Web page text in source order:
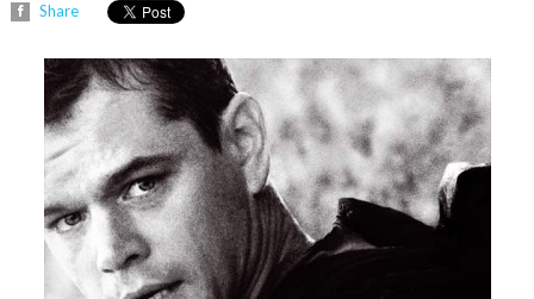
Share